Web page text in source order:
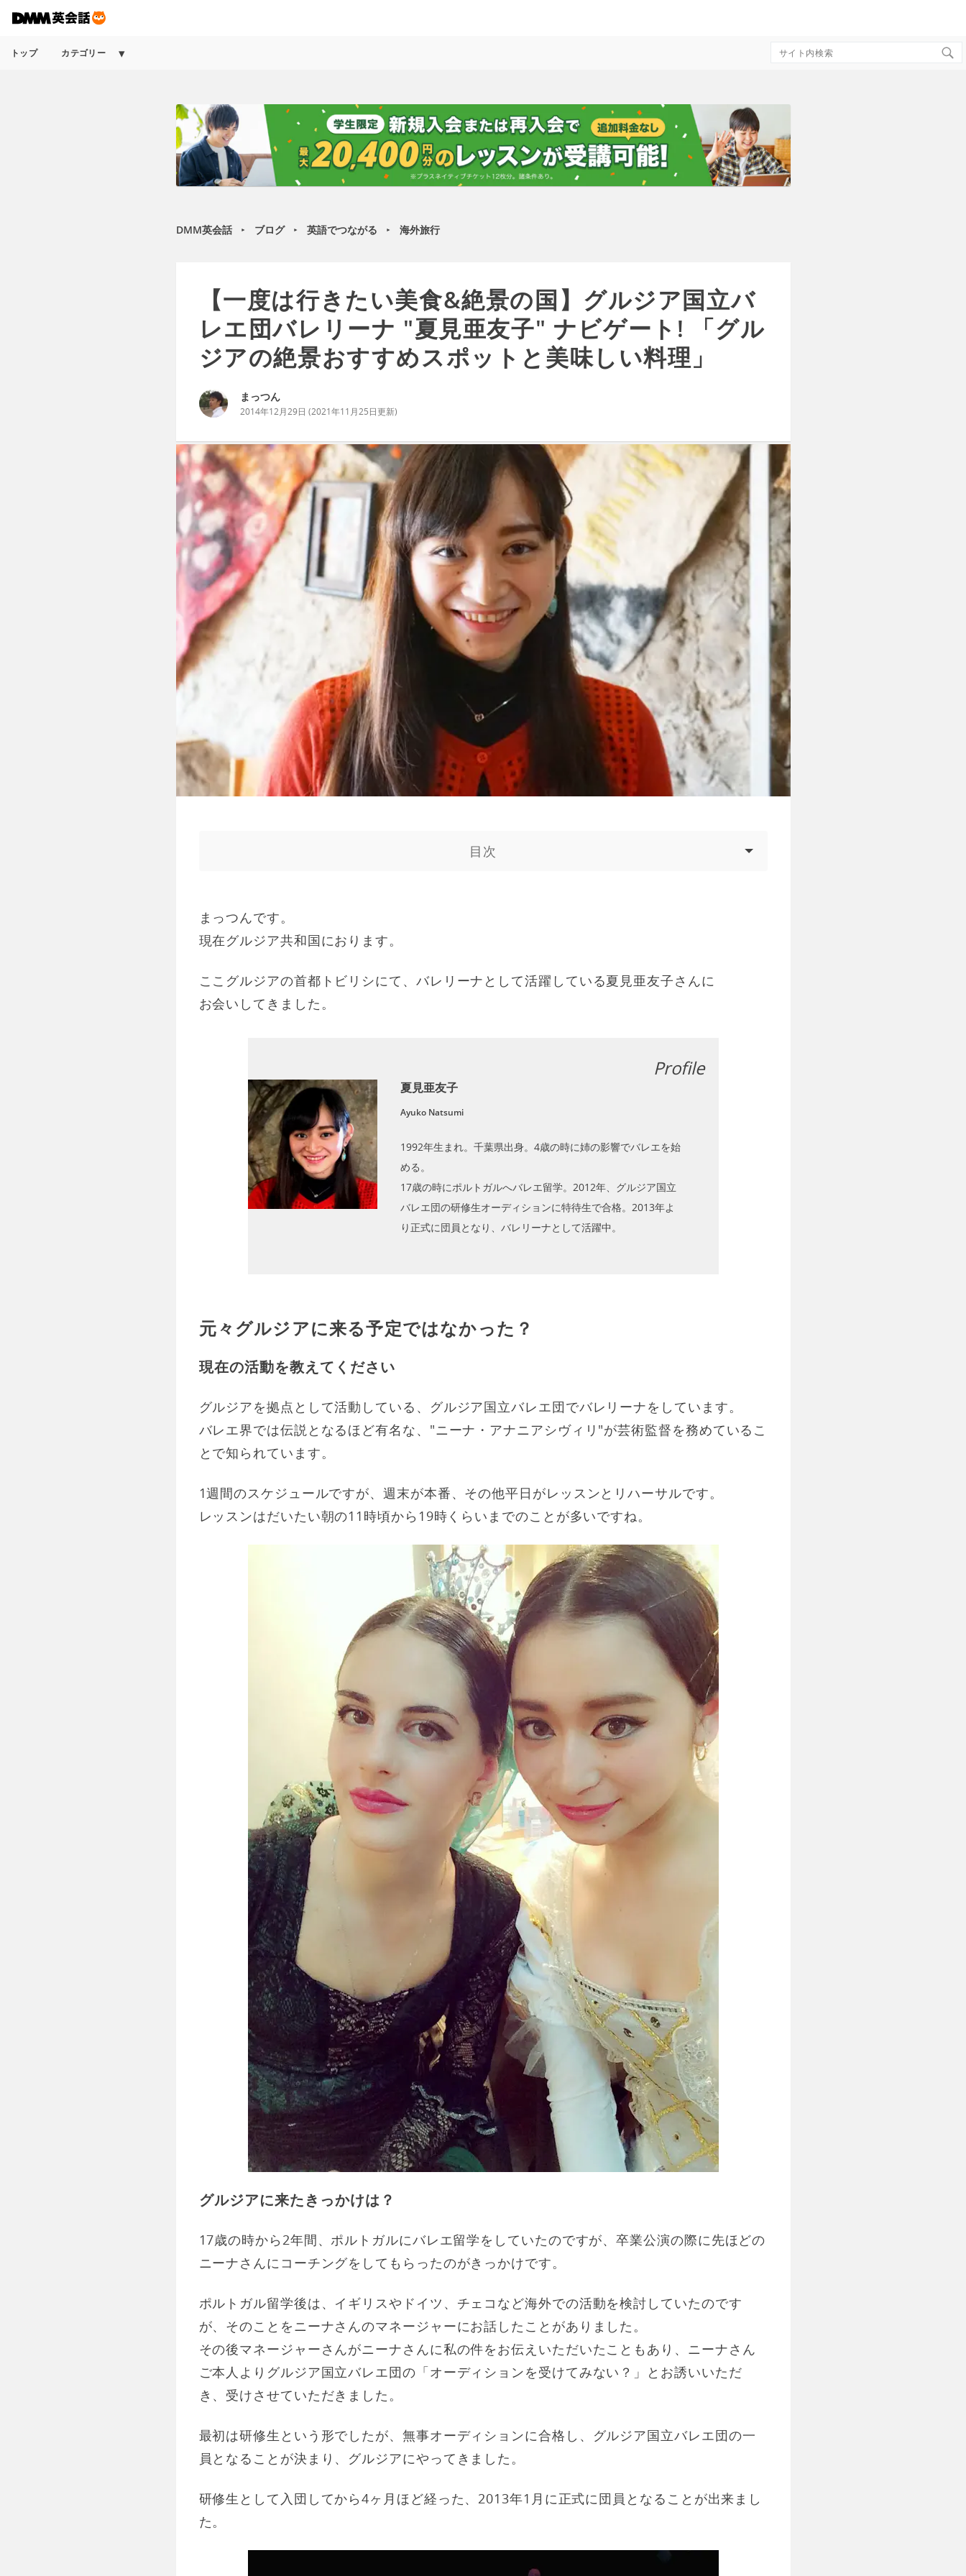
トップ カテゴリー
Search
DMM英会話 ► ブログ ► 英語でつながる ► 海外旅行
【一度は行きたい美食&絶景の国】グルジア国立バ
レエ団バレリーナ "夏見亜友子" ナビゲート! 「グル
ジアの絶景おすすめスポットと美味しい料理」
まっつん
2014年12月29日 (2021年11月25日更新)
目次
まっつんです。
現在グルジア共和国におります。
ここグルジアの首都トビリシにて、バレリーナとして活躍している夏見亜友子さんに
お会いしてきました。
夏見亜友子
Ayuko Natsumi
1992年生まれ。千葉県出身。4歳の時に姉の影響でバレエを始
める。
17歳の時にポルトガルへバレエ留学。2012年、グルジア国立
バレエ団の研修生オーディションに特待生で合格。2013年よ
り正式に団員となり、バレリーナとして活躍中。
元々グルジアに来る予定ではなかった？
現在の活動を教えてください
グルジアを拠点として活動している、グルジア国立バレエ団でバレリーナをしています。
バレエ界では伝説となるほど有名な、"ニーナ・アナニアシヴィリ"が芸術監督を務めているこ
とで知られています。
1週間のスケジュールですが、週末が本番、その他平日がレッスンとリハーサルです。
レッスンはだいたい朝の11時頃から19時くらいまでのことが多いですね。
グルジアに来たきっかけは？
17歳の時から2年間、ポルトガルにバレエ留学をしていたのですが、卒業公演の際に先ほどの
ニーナさんにコーチングをしてもらったのがきっかけです。
ポルトガル留学後は、イギリスやドイツ、チェコなど海外での活動を検討していたのです
が、そのことをニーナさんのマネージャーにお話したことがありました。
その後マネージャーさんがニーナさんに私の件をお伝えいただいたこともあり、ニーナさん
ご本人よりグルジア国立バレエ団の「オーディションを受けてみない？」とお誘いいただ
き、受けさせていただきました。
最初は研修生という形でしたが、無事オーディションに合格し、グルジア国立バレエ団の一
員となることが決まり、グルジアにやってきました。
研修生として入団してから4ヶ月ほど経った、2013年1月に正式に団員となることが出来まし
た。